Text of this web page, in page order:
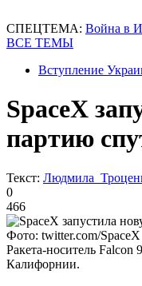
СПЕЦТЕМА: Война в
ВСЕ ТЕМЫ
Вступление
SpaceX
партию
Текст: Людмила
0
466
Фото: twitter.com/SpaceX
Ракета-носитель Falcon
Калифорнии.